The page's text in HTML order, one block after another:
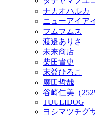
ナカオハルカ
ニューアイア
フムフムス
渡邉ありさ
未来商店
柴田貴史
末益ひろこ
廣田哲哉
谷崎仁美（
TUULIDOG
ヨシマツチグ